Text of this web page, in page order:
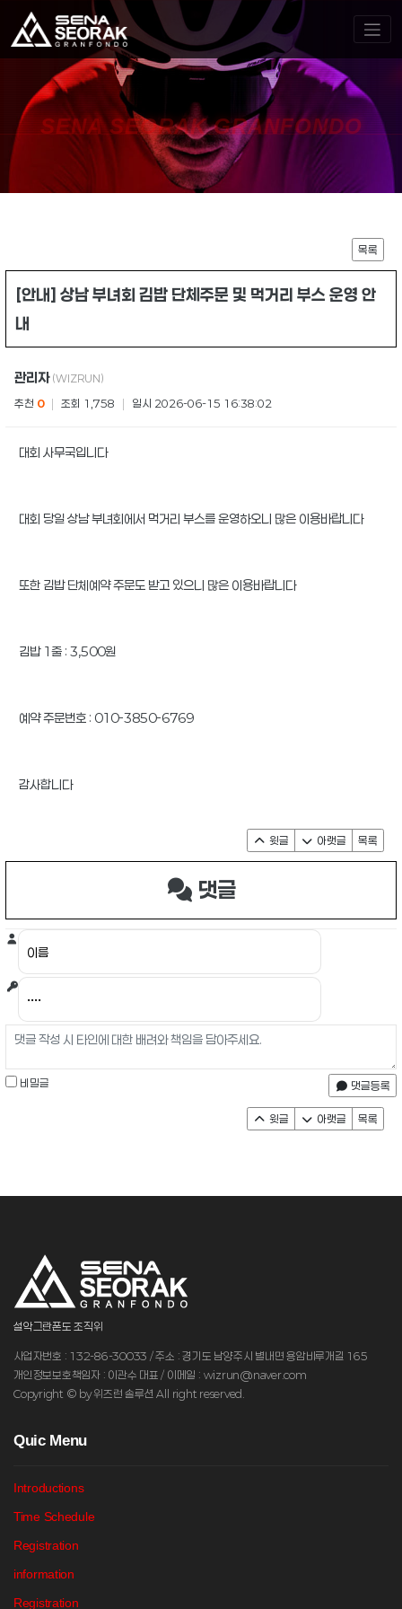
SENA SEORAK GRANFONDO
목록
[안내] 상남 부녀회 김밥 단체주문 및 먹거리 부스 운영 안
내
관리자 (WIZRUN)
추천 0 조회 1,758 일시 2026-06-15 16:38:02
대회 사무국입니다
대회 당일 상남 부녀회에서 먹거리 부스를 운영하오니 많은 이용바랍니다
또한 김밥 단체예약 주문도 받고 있으니 많은 이용바랍니다
김밥 1줄 : 3,500원
예약 주문번호 : 010-3850-6769
감사합니다
윗글 아랫글 목록
댓글
비밀글 댓글등록
윗글 아랫글 목록
설악그란폰도 조직위
사업자번호 : 132-86-30033 / 주소 : 경기도 남양주시 별내면 용암비루개길 165
개인정보보호책임자 : 이관수 대표 / 이메일 : wizrun@naver.com
Copyright © by 위즈런 솔루션 All right reserved.
Quic Menu
Introductions
Time Schedule
Registration
information
Registration